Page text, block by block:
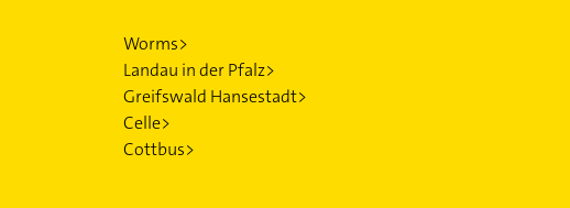
Worms>
Landau in der Pfalz>
Greifswald Hansestadt>
Celle>
Cottbus>